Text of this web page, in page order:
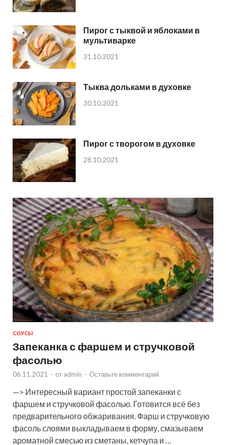
Пирог с тыквой и яблоками в
мультиварке
31.10.2021
Тыква дольками в духовке
30.10.2021
Пирог с творогом в духовке
28.10.2021
СОУСЫ
Запеканка с фаршем и стручковой
фасолью
06.11.2021 - от admin - Оставьте комментарий
—> Интересный вариант простой запеканки с
фаршем и стручковой фасолью. Готовится всё без
предварительного обжаривания. Фарш и стручковую
фасоль слоями выкладываем в форму, смазываем
ароматной смесью из сметаны, кетчупа и …